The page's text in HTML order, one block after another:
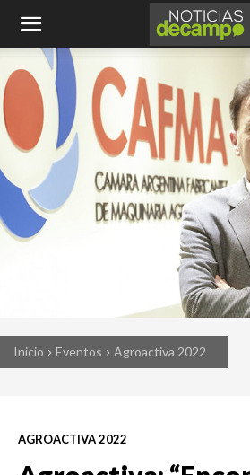
Inicio Eventos Agroactiva 2022
AGROACTIVA 2022